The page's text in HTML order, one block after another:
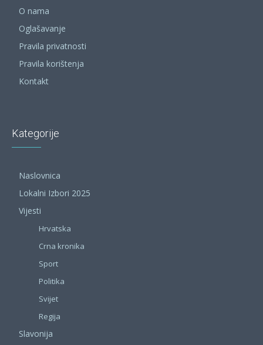
O nama
Oglašavanje
Pravila privatnosti
Pravila korištenja
Kontakt
Kategorije
Naslovnica
Lokalni Izbori 2025
Vijesti
Hrvatska
Crna kronika
Sport
Politika
Svijet
Regija
Slavonija